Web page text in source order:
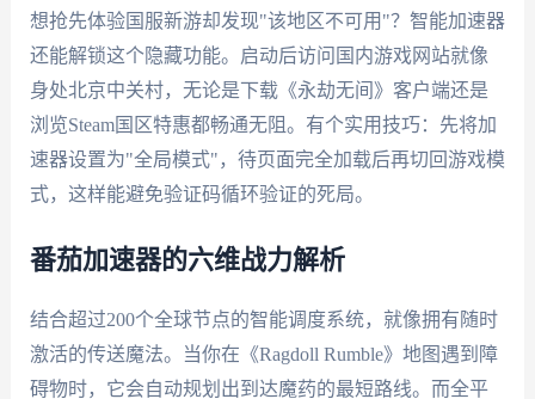
想抢先体验国服新游却发现"该地区不可用"？智能加速器
还能解锁这个隐藏功能。启动后访问国内游戏网站就像
身处北京中关村，无论是下载《永劫无间》客户端还是
浏览Steam国区特惠都畅通无阻。有个实用技巧：先将加
速器设置为"全局模式"，待页面完全加载后再切回游戏模
式，这样能避免验证码循环验证的死局。
番茄加速器的六维战力解析
结合超过200个全球节点的智能调度系统，就像拥有随时
激活的传送魔法。当你在《Ragdoll Rumble》地图遇到障
碍物时，它会自动规划出到达魔药的最短路线。而全平